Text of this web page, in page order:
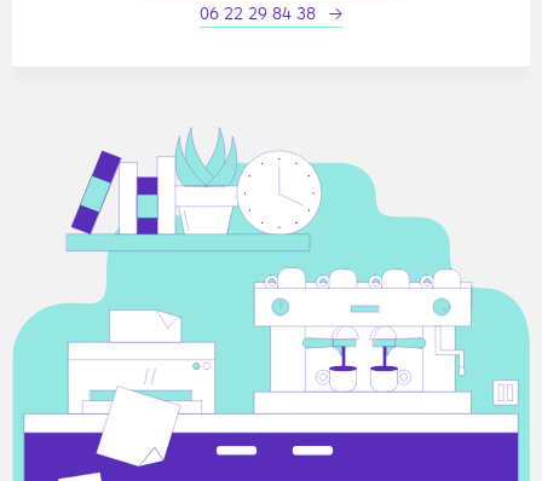
06 22 29 84 38